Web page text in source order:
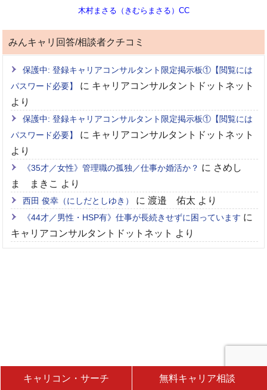
キャリコン・サーチ 無料キャリア相談
木村まさる（きむらまさる）CC
みんキャリ回答/相談者クチコミ
保護中: 登録キャリアコンサルタント限定掲示板①【閲覧には
パスワード必要】
に キャリアコンサルタントドットネット
より
保護中: 登録キャリアコンサルタント限定掲示板①【閲覧には
パスワード必要】
に キャリアコンサルタントドットネット
より
《35才／女性》管理職の孤独／仕事か婚活か？ に さめし
ま まきこ より
西田 俊幸（にしだとしゆき） に渡邉 佑太 より
《44才／男性・HSP有》仕事が長続きせずに困っています に
キャリアコンサルタントドットネット より